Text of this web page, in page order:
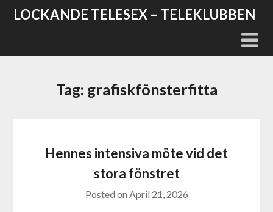
SkipLOCKANDE TELESEX – TELEKLUBBEN
Tag: grafiskfönsterfitta
Hennes intensiva möte vid det
stora fönstret
Posted on April 21, 2026